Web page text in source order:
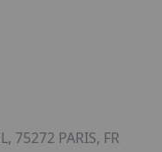
75272 PARIS, FR